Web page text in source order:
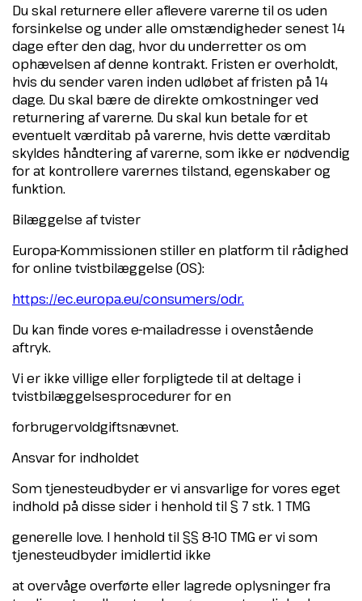
Du skal returnere eller aflevere varerne til os uden
forsinkelse og under alle omstændigheder senest 14
dage efter den dag, hvor du underretter os om
ophævelsen af denne kontrakt. Fristen er overholdt,
hvis du sender varen inden udløbet af fristen på 14
dage. Du skal bære de direkte omkostninger ved
returnering af varerne. Du skal kun betale for et
eventuelt værditab på varerne, hvis dette værditab
skyldes håndtering af varerne, som ikke er nødvendig
for at kontrollere varernes tilstand, egenskaber og
funktion.
Bilæggelse af tvister
Europa-Kommissionen stiller en platform til rådighed
for online tvistbilæggelse (OS):
https://ec.europa.eu/consumers/odr.
Du kan finde vores e-mailadresse i ovenstående
aftryk.
Vi er ikke villige eller forpligtede til at deltage i
tvistbilæggelsesprocedurer for en
forbrugervoldgiftsnævnet.
Ansvar for indholdet
Som tjenesteudbyder er vi ansvarlige for vores eget
indhold på disse sider i henhold til § 7 stk. 1 TMG
generelle love. I henhold til §§ 8-10 TMG er vi som
tjenesteudbyder imidlertid ikke
at overvåge overførte eller lagrede oplysninger fra